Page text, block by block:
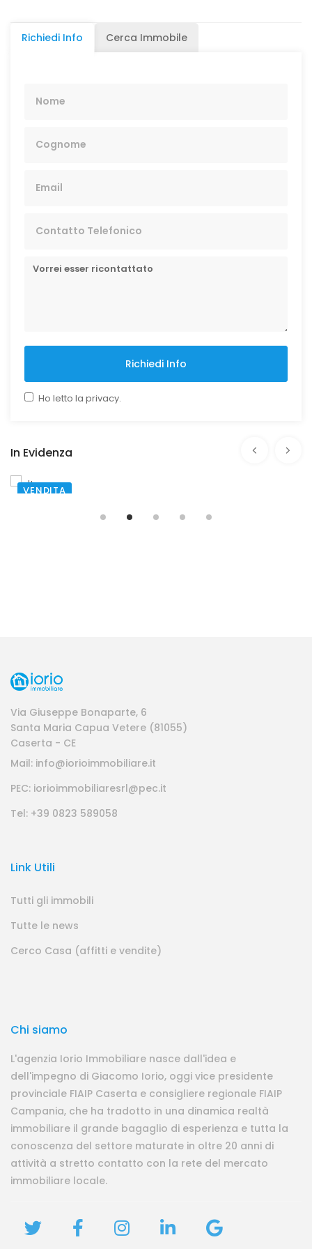
Richiedi Info Cerca Immobile
Richiedi Info
Ho letto la privacy.
In Evidenza
VENDITA
Via Giuseppe Bonaparte, 6
Santa Maria Capua Vetere (81055)
Caserta - CE
Mail: info@iorioimmobiliare.it
PEC: iorioimmobiliaresrl@pec.it
Tel: +39 0823 589058
Link Utili
Tutti gli immobili
Tutte le news
Cerco Casa (affitti e vendite)
Chi siamo
L'agenzia Iorio Immobiliare nasce dall'idea e
dell'impegno di Giacomo Iorio, oggi vice presidente
provinciale FIAIP Caserta e consigliere regionale FIAIP
Campania, che ha tradotto in una dinamica realtà
immobiliare il grande bagaglio di esperienza e tutta la
conoscenza del settore maturate in oltre 20 anni di
attività a stretto contatto con la rete del mercato
immobiliare locale.